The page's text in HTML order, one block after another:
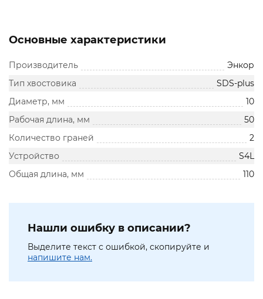
Основные характеристики
Производитель
Энкор
Тип хвостовика
SDS-plus
Диаметр, мм
10
Рабочая длина, мм
50
Количество граней
2
Устройство
S4L
Общая длина, мм
110
Нашли ошибку в описании?
Выделите текст с ошибкой, скопируйте и
напишите нам.